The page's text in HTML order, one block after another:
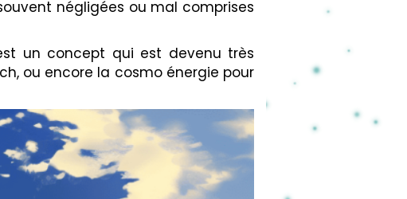
négligées ou mal comprises
un concept qui est devenu très
ou encore la cosmo énergie pour